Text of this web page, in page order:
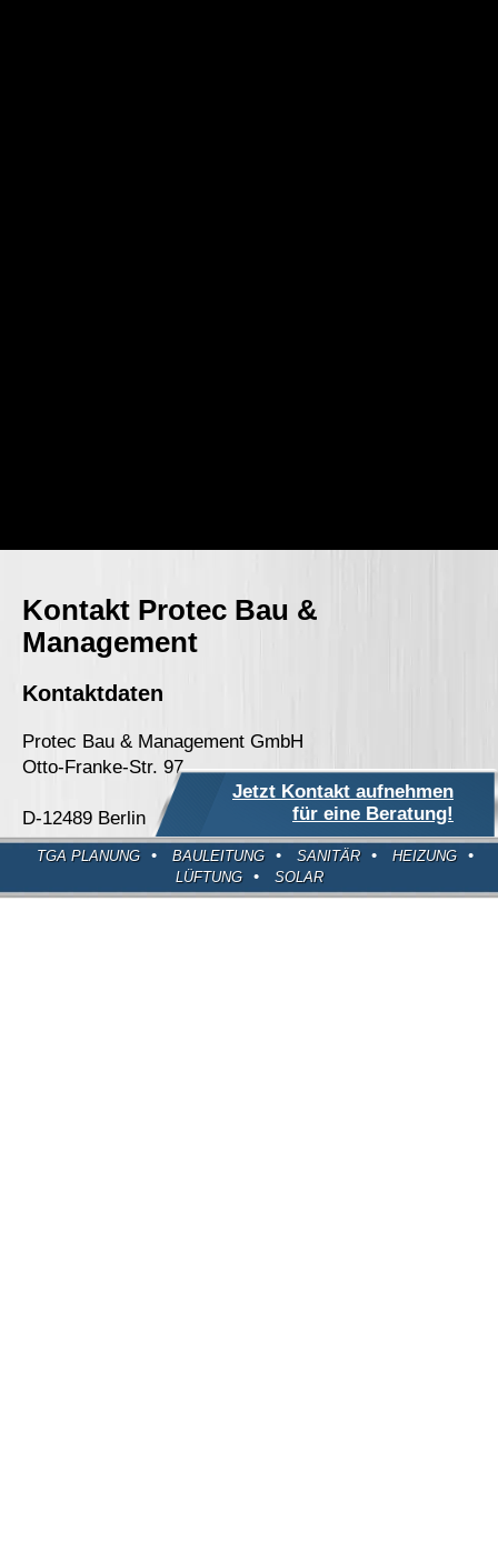
Jetzt Kontakt aufnehmen
für eine Beratung!
TGA PLANUNG • BAULEITUNG • SANITÄR • HEIZUNG •
LÜFTUNG • SOLAR
Kontakt Protec Bau &
Management
Kontaktdaten
Protec Bau & Management GmbH
Otto-Franke-Str. 97
D-12489 Berlin
030-586-896-38